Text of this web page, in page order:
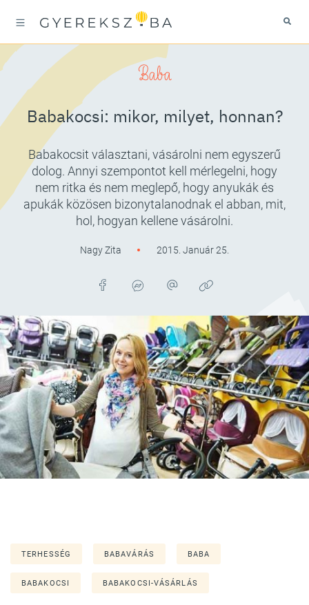
Baba
Babakocsi: mikor, milyet, honnan?
Babakocsit választani, vásárolni nem egyszerű
dolog. Annyi szempontot kell mérlegelni, hogy
nem ritka és nem meglepő, hogy anyukák és
apukák közösen bizonytalanodnak el abban, mit,
hol, hogyan kellene vásárolni.
Nagy Zita 2015. Január 25.
TERHESSÉG BABAVÁRÁS BABA
BABAKOCSI BABAKOCSI-VÁSÁRLÁS